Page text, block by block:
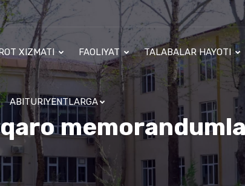
XIZMATI FAOLIYAT TALABALAR HAYOTI
ABITURIYENTLARGA